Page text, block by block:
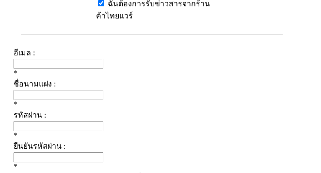
ฉันต้องการรับข่าวสารจากร้าน
ค้าไทยแวร์
อีเมล :
*
ชื่อนามแฝง :
*
รหัสผ่าน :
*
ยืนยันรหัสผ่าน :
*